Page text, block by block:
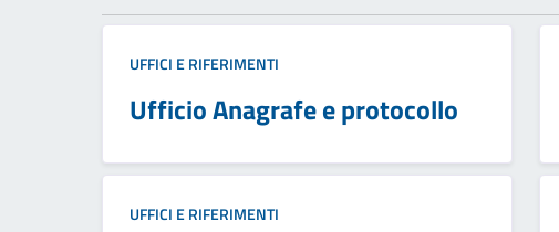
UFFICI E RIFERIMENTI
Ufficio Anagrafe e protocollo
UFFICI E RIFERIMENTI